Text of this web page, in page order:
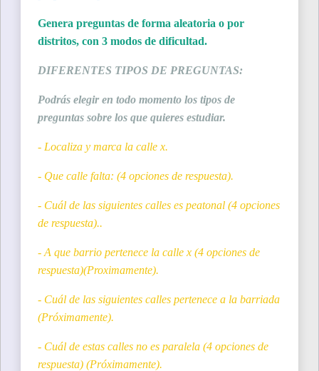
Genera preguntas de forma aleatoria o por
distritos, con 3 modos de dificultad.
DIFERENTES TIPOS DE PREGUNTAS:
Podrás elegir en todo momento los tipos de
preguntas sobre los que quieres estudiar.
- Localiza y marca la calle x.
- Que calle falta: (4 opciones de respuesta).
- Cuál de las siguientes calles es peatonal (4 opciones
de respuesta)..
- A que barrio pertenece la calle x (4 opciones de
respuesta)(Proximamente).
- Cuál de las siguientes calles pertenece a la barriada
(Próximamente).
- Cuál de estas calles no es paralela (4 opciones de
respuesta) (Próximamente).